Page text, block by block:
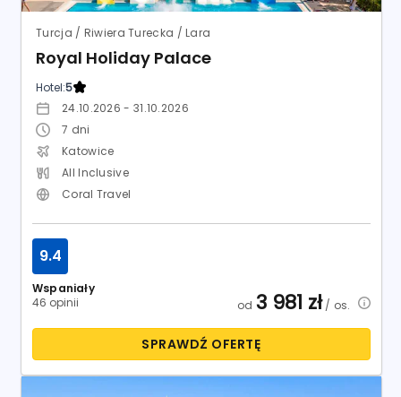
Turcja / Riwiera Turecka / Lara
Royal Holiday Palace
Hotel:5
24.10.2026 - 31.10.2026
7 dni
Katowice
All Inclusive
Coral Travel
Wspaniały
46 opinii
9.4
od 3 981 zł/ os.
SPRAWDŹ OFERTĘ